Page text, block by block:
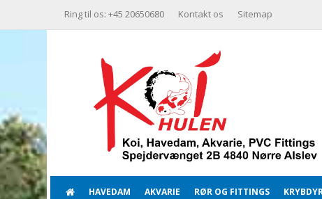
Ring til os: +45 20650680 Kontakt os Sitemap
HAVEDAM AKVARIE RØR OG FITTINGS